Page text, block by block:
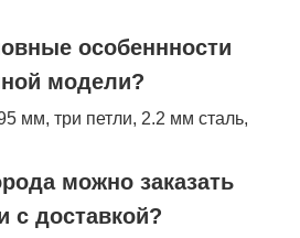
особеннности
модели?
мм, три петли, 2.2 мм сталь,
можно заказать
с доставкой?